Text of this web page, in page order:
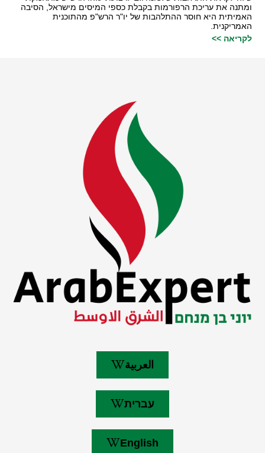
ומתנה את עריכת הרפורמות בקבלת כספי המיסים מישראל, הסיבה
האמיתית היא חוסר ההתלהבות של יו"ר הרש"פ מהתוכנית
האמריקנית.
לקריאה >>
العربية
עברית
English